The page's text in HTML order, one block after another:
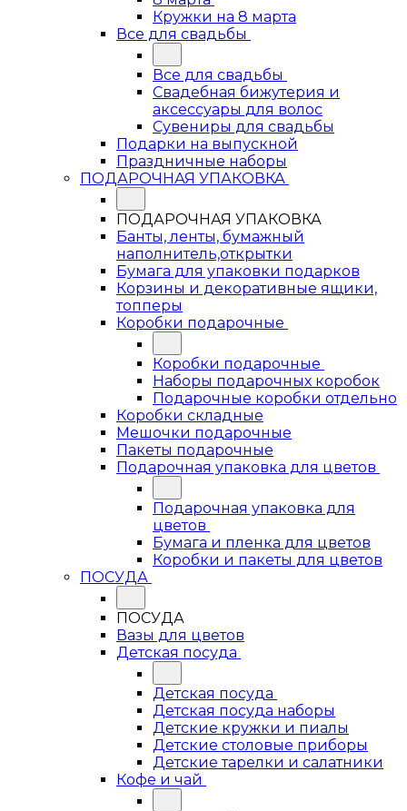
Кружки на 8 марта
Все для свадьбы
Все для свадьбы
Свадебная бижутерия и
аксессуары для волос
Сувениры для свадьбы
Подарки на выпускной
Праздничные наборы
ПОДАРОЧНАЯ УПАКОВКА
ПОДАРОЧНАЯ УПАКОВКА
Банты, ленты, бумажный
наполнитель,открытки
Бумага для упаковки подарков
Корзины и декоративные ящики,
топперы
Коробки подарочные
Коробки подарочные
Наборы подарочных коробок
Подарочные коробки отдельно
Коробки складные
Мешочки подарочные
Пакеты подарочные
Подарочная упаковка для цветов
Подарочная упаковка для
цветов
Бумага и пленка для цветов
Коробки и пакеты для цветов
ПОСУДА
ПОСУДА
Вазы для цветов
Детская посуда
Детская посуда
Детская посуда наборы
Детские кружки и пиалы
Детские столовые приборы
Детские тарелки и салатники
Кофе и чай